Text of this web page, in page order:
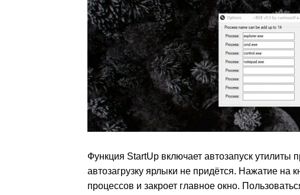
Функция StartUp включает автозапуск
автозагрузку ярлыки не придётся. Нажатие на
процессов и закроет главное окно.